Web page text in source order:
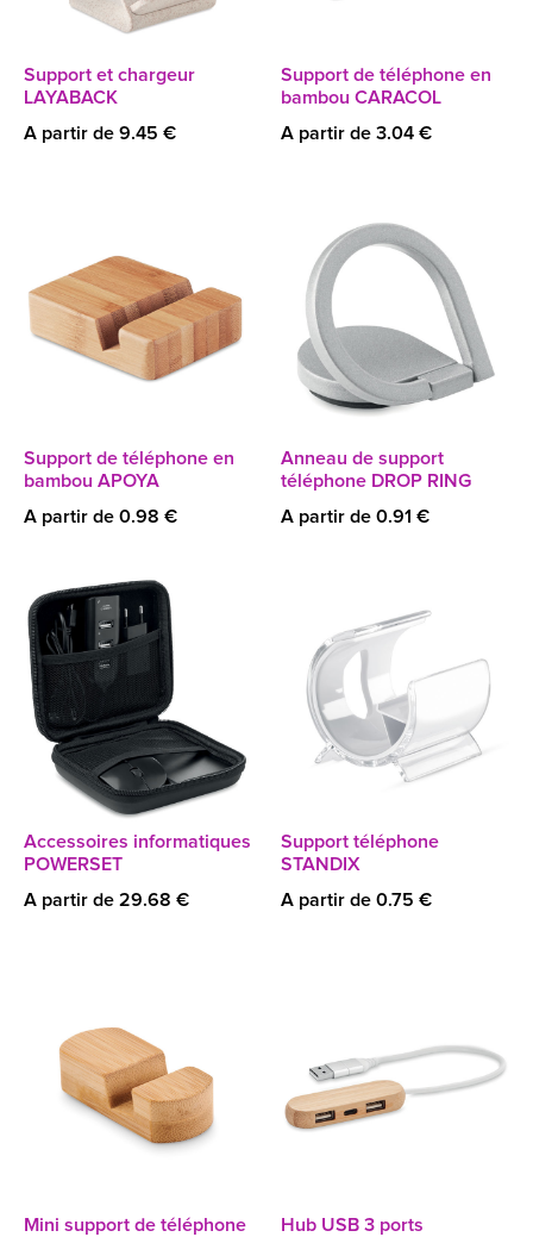
Support et chargeur
LAYABACK
A partir de 9.45 €
Support de téléphone en
bambou CARACOL
A partir de 3.04 €
Support de téléphone en
bambou APOYA
A partir de 0.98 €
Anneau de support
téléphone DROP RING
A partir de 0.91 €
Accessoires informatiques
POWERSET
A partir de 29.68 €
Support téléphone
STANDIX
A partir de 0.75 €
Mini support de téléphone
Hub USB 3 ports